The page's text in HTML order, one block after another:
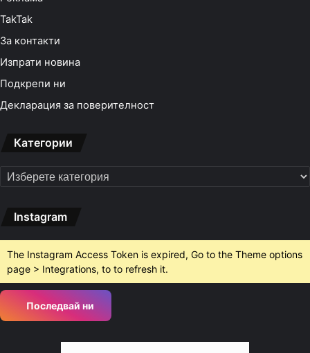
TakTak
За контакти
Изпрати новина
Подкрепи ни
Декларация за поверителност
Категории
Категории
Instagram
The Instagram Access Token is expired, Go to the Theme options
page > Integrations, to to refresh it.
Последвай ни